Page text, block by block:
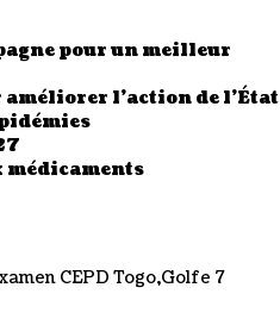
pour un meilleur
l’action de l’État
médicaments
CEPD Togo Golfe 7